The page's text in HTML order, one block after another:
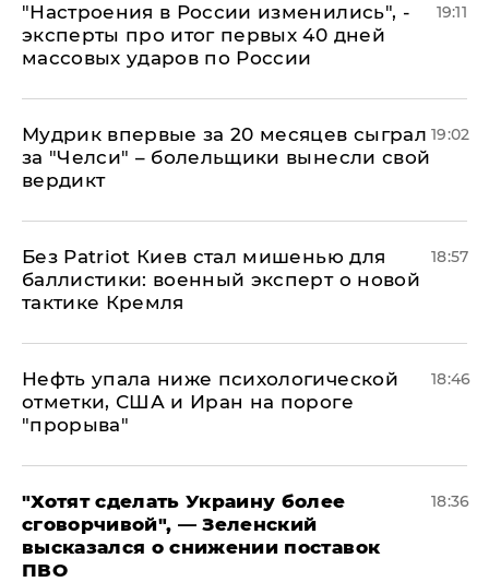
"Настроения в России изменились", -
эксперты про итог первых 40 дней
массовых ударов по России
19:11
Мудрик впервые за 20 месяцев сыграл
за "Челси" – болельщики вынесли свой
вердикт
19:02
​Без Patriot Киев стал мишенью для
баллистики: военный эксперт о новой
тактике Кремля
18:57
Нефть упала ниже психологической
отметки, США и Иран на пороге
"прорыва"
18:46
​"Хотят сделать Украину более
сговорчивой", — Зеленский
высказался о снижении поставок
ПВО
18:36